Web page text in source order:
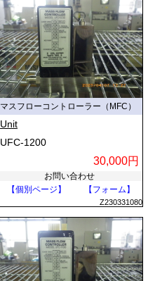
マスフローコントローラー（MFC）
Unit
UFC-1200
30,000円
お問い合わせ
【個別ページ】
【フォーム】
Z230331080